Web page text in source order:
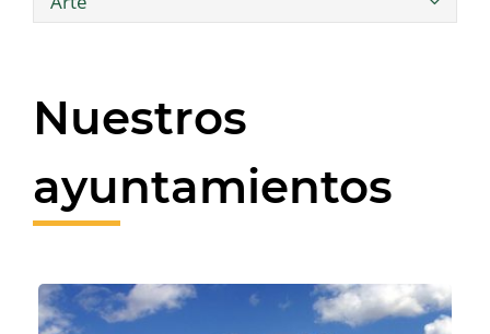
Nuestros
ayuntamientos